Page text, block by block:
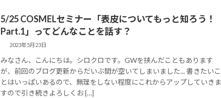
5/25 COSMELセミナー「表皮についてもっと知ろう！
Part.1」ってどんなことを話す？
2023年5月23日
みなさん、こんにちは。シロクロです。GWを挟んだこともあります
が、前回のブログ更新からだいぶ間が空いてしまいました... 書きたいこ
とはいっぱいあるので、無理をしない程度にこれからアップしていきま
すので引き続きよろしくお […]